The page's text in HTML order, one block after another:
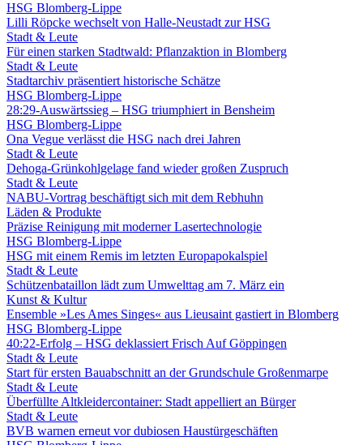
HSG Blomberg-Lippe
Lilli Röpcke wechselt von Halle-Neustadt zur HSG
Stadt & Leute
Für einen starken Stadtwald: Pflanzaktion in Blomberg
Stadt & Leute
Stadtarchiv präsentiert historische Schätze
HSG Blomberg-Lippe
28:29-Auswärtssieg – HSG triumphiert in Bensheim
HSG Blomberg-Lippe
Ona Vegue verlässt die HSG nach drei Jahren
Stadt & Leute
Dehoga-Grünkohlgelage fand wieder großen Zuspruch
Stadt & Leute
NABU-Vortrag beschäftigt sich mit dem Rebhuhn
Läden & Produkte
Präzise Reinigung mit moderner Lasertechnologie
HSG Blomberg-Lippe
HSG mit einem Remis im letzten Europapokalspiel
Stadt & Leute
Schützenbataillon lädt zum Umwelttag am 7. März ein
Kunst & Kultur
Ensemble »Les Ames Singes« aus Lieusaint gastiert in Blomberg
HSG Blomberg-Lippe
40:22-Erfolg – HSG deklassiert Frisch Auf Göppingen
Stadt & Leute
Start für ersten Bauabschnitt an der Grundschule Großenmarpe
Stadt & Leute
Überfüllte Altkleidercontainer: Stadt appelliert an Bürger
Stadt & Leute
BVB warnen erneut vor dubiosen Haustürgeschäften